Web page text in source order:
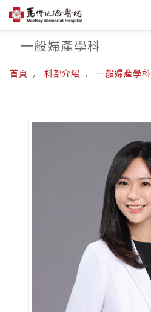
首頁 科部介紹 一般婦產學科
一般婦產學科